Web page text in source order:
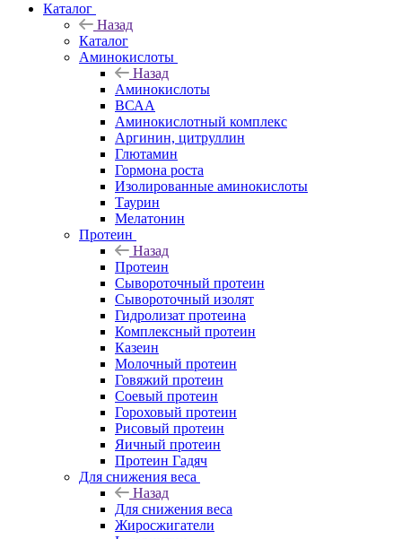
Каталог
Назад
Каталог
Аминокислоты
Назад
Аминокислоты
ВСАА
Аминокислотный комплекс
Аргинин, цитруллин
Глютамин
Гормона роста
Изолированные аминокислоты
Таурин
Мелатонин
Протеин
Назад
Протеин
Сывороточный протеин
Сывороточный изолят
Гидролизат протеина
Комплексный протеин
Казеин
Молочный протеин
Говяжий протеин
Соевый протеин
Гороховый протеин
Рисовый протеин
Яичный протеин
Протеин Гадяч
Для снижения веса
Назад
Для снижения веса
Жиросжигатели